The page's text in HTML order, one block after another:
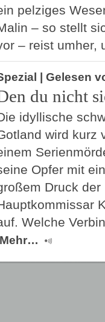
pelziges
– so stellt
– reist
| Gelesen
du nicht
idyllische
wird kurz
Opfer mit
Druck
Welche
Mehr…